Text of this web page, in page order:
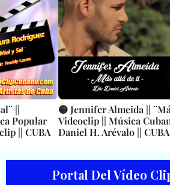
||
Popular
|| CUBA
🟡 Jennifer Almeida ||
Videoclip || Música
Daniel H. Arévalo || CUBA
Portal Del Vídeo